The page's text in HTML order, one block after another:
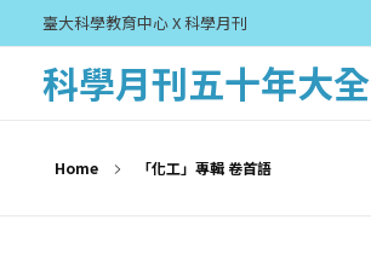
臺大科學教育中心 X 科學月刊
科學月刊五十年大全
Home 「化工」專輯 卷首語